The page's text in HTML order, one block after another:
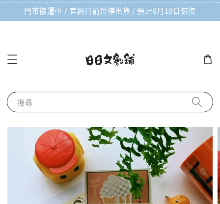
門市搬遷中 / 官網目前暫停出貨 / 預計8月10日恢復
搜尋